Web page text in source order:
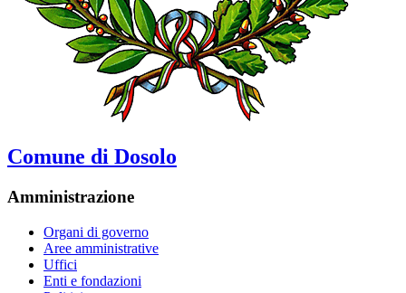
Comune di Dosolo
Amministrazione
Organi di governo
Aree amministrative
Uffici
Enti e fondazioni